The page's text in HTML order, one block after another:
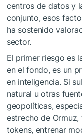
centros de datos y
conjunto, esos
ha sostenido
sector.
El primer riesgo es
en el fondo, es un
en inteligencia. Si
natural u otras
geopolíticas,
estrecho de
tokens, entrenar